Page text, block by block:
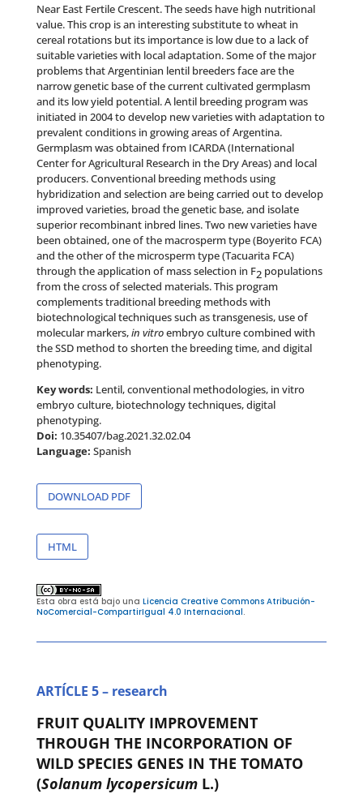
Near East Fertile Crescent. The seeds have high nutritional
value. This crop is an interesting substitute to wheat in
cereal rotations but its importance is low due to a lack of
suitable varieties with local adaptation. Some of the major
problems that Argentinian lentil breeders face are the
narrow genetic base of the current cultivated germplasm
and its low yield potential. A lentil breeding program was
initiated in 2004 to develop new varieties with adaptation to
prevalent conditions in growing areas of Argentina.
Germplasm was obtained from ICARDA (International
Center for Agricultural Research in the Dry Areas) and local
producers. Conventional breeding methods using
hybridization and selection are being carried out to develop
improved varieties, broad the genetic base, and isolate
superior recombinant inbred lines. Two new varieties have
been obtained, one of the macrosperm type (Boyerito FCA)
and the other of the microsperm type (Tacuarita FCA)
through the application of mass selection in F2populations
from the cross of selected materials. This program
complements traditional breeding methods with
biotechnological techniques such as transgenesis, use of
molecular markers,in vitroembryo culture combined with
the SSD method to shorten the breeding time, and digital
phenotyping.
Key words: Lentil, conventional methodologies, in vitro
embryo culture, biotechnology techniques, digital
phenotyping.
Doi: 10.35407/bag.2021.32.02.04
Language: Spanish
DOWNLOAD PDF
HTML
Esta obra está bajo una Licencia Creative Commons Atribución-
NoComercial-CompartirIgual 4.0 Internacional.
ARTÍCLE 5 – research
FRUIT QUALITY IMPROVEMENT
THROUGH THE INCORPORATION OF
WILD SPECIES GENES IN THE TOMATO
(Solanum lycopersicumL.)